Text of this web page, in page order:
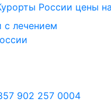
России цены
с лечением
7 902 257 0004